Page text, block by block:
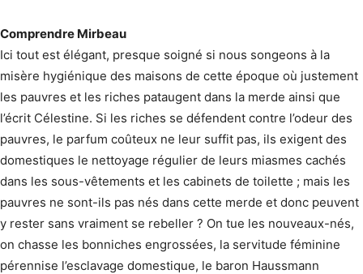
Comprendre Mirbeau
Ici tout est élégant, presque soigné si nous songeons à la
misère hygiénique des maisons de cette époque où justement
les pauvres et les riches pataugent dans la merde ainsi que
l’écrit Célestine. Si les riches se défendent contre l’odeur des
pauvres, le parfum coûteux ne leur suffit pas, ils exigent des
domestiques le nettoyage régulier de leurs miasmes cachés
dans les sous-vêtements et les cabinets de toilette ; mais les
pauvres ne sont-ils pas nés dans cette merde et donc peuvent
y rester sans vraiment se rebeller ? On tue les nouveaux-nés,
on chasse les bonniches engrossées, la servitude féminine
pérennise l’esclavage domestique, le baron Haussmann